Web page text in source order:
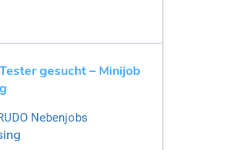
gesucht – Minijob
Nebenjobs